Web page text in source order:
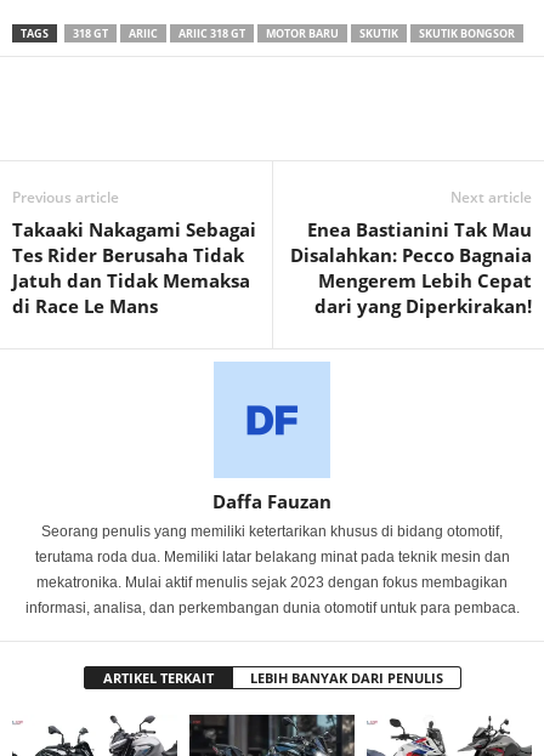
TAGS 318 GT ARIIC ARIIC 318 GT MOTOR BARU SKUTIK SKUTIK BONGSOR
Previous article
Takaaki Nakagami Sebagai
Tes Rider Berusaha Tidak
Jatuh dan Tidak Memaksa
di Race Le Mans
Next article
Enea Bastianini Tak Mau
Disalahkan: Pecco Bagnaia
Mengerem Lebih Cepat
dari yang Diperkirakan!
Daffa Fauzan
Seorang penulis yang memiliki ketertarikan khusus di bidang otomotif,
terutama roda dua. Memiliki latar belakang minat pada teknik mesin dan
mekatronika. Mulai aktif menulis sejak 2023 dengan fokus membagikan
informasi, analisa, dan perkembangan dunia otomotif untuk para pembaca.
ARTIKEL TERKAIT LEBIH BANYAK DARI PENULIS